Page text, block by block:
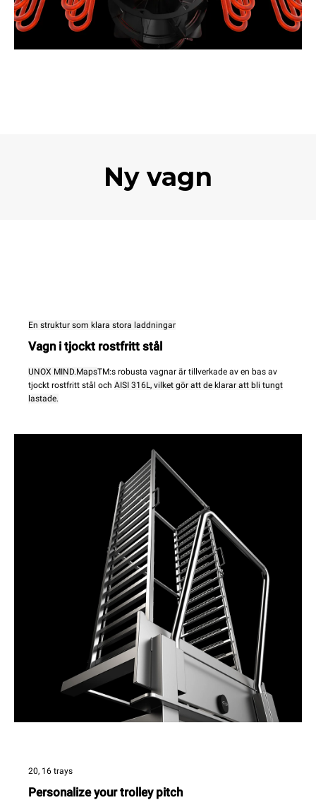
Ny vagn
En struktur som klara stora laddningar
Vagn i tjockt rostfritt stål
UNOX MIND.MapsTM:s robusta vagnar är tillverkade av en bas av
tjockt rostfritt stål och AISI 316L, vilket gör att de klarar att bli tungt
lastade.
20, 16 trays
Personalize your trolley pitch